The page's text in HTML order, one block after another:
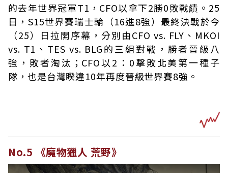
的去年世界冠軍T1，CFO以拿下2勝0敗戰績。25
日，S15世界賽瑞士輪（16進8強）最終決戰於今
（25）日拉開序幕，分別由CFO vs. FLY、MKOI
vs. T1、TES vs. BLG的三組對戰，勝者晉級八
強，敗者淘汰；CFO以2：0擊敗北美第一種子
隊，也是台灣睽違10年再度晉級世界賽8強。
No.5 《魔物獵人 荒野》